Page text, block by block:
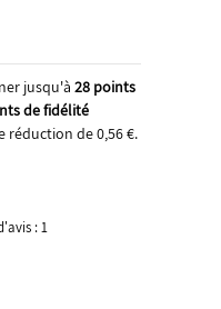
jusqu'à 28points
de fidélité
réduction de0,56 €.
:1